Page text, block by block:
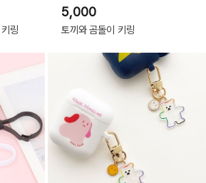
링
5,000
토끼와 곰돌이 키링